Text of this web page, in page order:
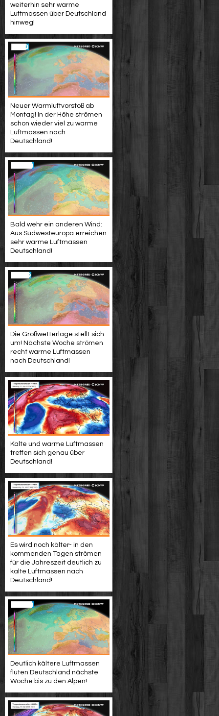
weiterhin sehr warme
Luftmassen über Deutschland
hinweg!
Neuer Warmluftvorstoß ab
Montag! In der Höhe strömen
schon wieder viel zu warme
Luftmassen nach
Deutschland!
Bald wehr ein anderen Wind:
Aus Südwesteuropa erreichen
sehr warme Luftmassen
Deutschland!
Die Großwetterlage stellt sich
um! Nächste Woche strömen
recht warme Luftmassen
nach Deutschland!
Kalte und warme Luftmassen
treffen sich genau über
Deutschland!
Es wird noch kälter- in den
kommenden Tagen strömen
für die Jahreszeit deutlich zu
kalte Luftmassen nach
Deutschland!
Deutlich kältere Luftmassen
fluten Deutschland nächste
Woche bis zu den Alpen!